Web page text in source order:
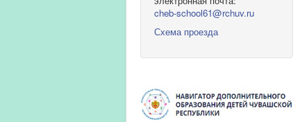
cheb-school61@rchuv.ru
Схема проезда